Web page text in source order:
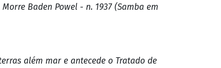
Baden Powel - n. 1937 (Samba em
além mar e antecede o Tratado de